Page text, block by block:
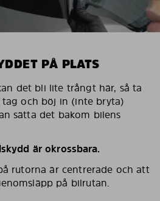
PÅ PLATS
det bli lite trångt här, så ta
och böj in (inte bryta)
sätta det bakom bilens
är okrossbara.
rutorna är centrerade och att
på bilrutan.